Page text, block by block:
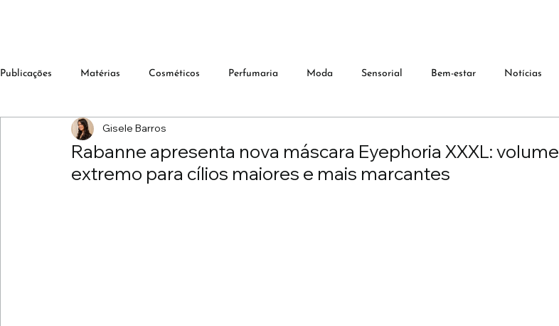
Publicações Matérias Cosméticos Perfumaria Moda Sensorial Bem-estar Notícias
Rabanne apresenta nova máscara Eyephoria XXXL: volume
extremo para cílios maiores e mais marcantes
Gisele Barros